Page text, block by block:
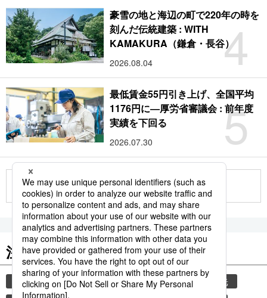
4
豪雪の地と海辺の町で220年の時を
刻んだ伝統建築 : WITH
KAMAKURA（鎌倉・長谷）
2026.08.04
5
最低賃金55円引き上げ、全国平均
1176円に―厚労省審議会 : 前年度
実績を下回る
2026.07.30
もっと見る
注目のキーワード
共同通信ニュース 気象・災害 災害
観光